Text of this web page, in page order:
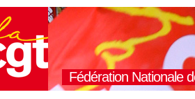
Fédération Nationale